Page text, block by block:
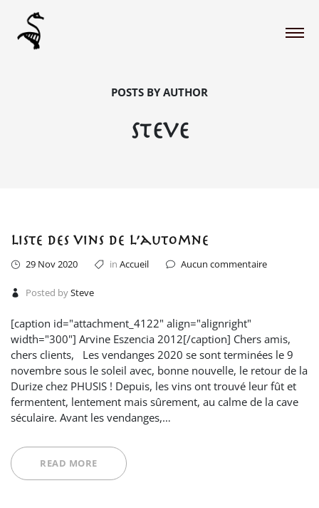
POSTS BY AUTHOR
Steve
Liste des vins de l’automne
29 Nov 2020 in Accueil Aucun commentaire
Posted bySteve
[caption id="attachment_4122" align="alignright"
width="300"] Arvine Eszencia 2012[/caption] Chers amis,
chers clients, Les vendanges 2020 se sont terminées le 9
novembre sous le soleil avec, bonne nouvelle, le retour de la
Durize chez PHUSIS ! Depuis, les vins ont trouvé leur fût et
fermentent, lentement mais sûrement, au calme de la cave
séculaire. Avant les vendanges,…
READ MORE